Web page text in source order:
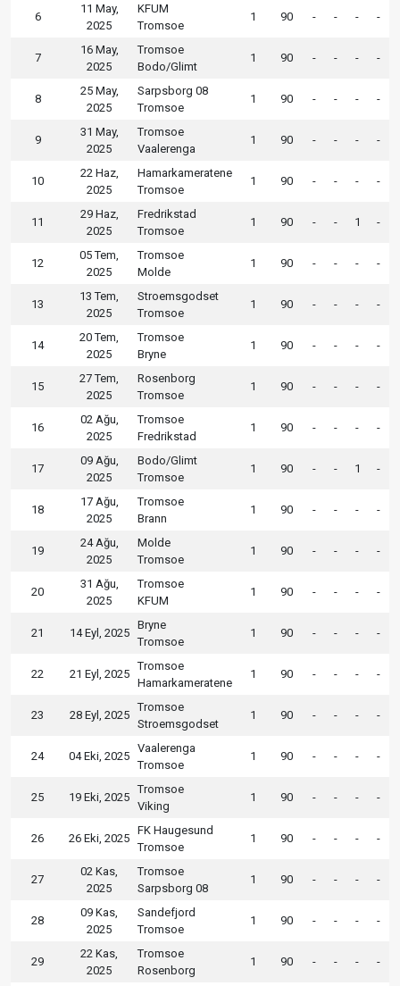
6
11 May,
2025
KFUM
Tromsoe
1 90 - - - -
7
16 May,
2025
Tromsoe
Bodo/Glimt
1 90 - - - -
8
25 May,
2025
Sarpsborg 08
Tromsoe
1 90 - - - -
9
31 May,
2025
Tromsoe
Vaalerenga
1 90 - - - -
10
22 Haz,
2025
Hamarkameratene
Tromsoe
1 90 - - - -
11
29 Haz,
2025
Fredrikstad
Tromsoe
1 90 - - 1 -
12
05 Tem,
2025
Tromsoe
Molde
1 90 - - - -
13
13 Tem,
2025
Stroemsgodset
Tromsoe
1 90 - - - -
14
20 Tem,
2025
Tromsoe
Bryne
1 90 - - - -
15
27 Tem,
2025
Rosenborg
Tromsoe
1 90 - - - -
16
02 Ağu,
2025
Tromsoe
Fredrikstad
1 90 - - - -
17
09 Ağu,
2025
Bodo/Glimt
Tromsoe
1 90 - - 1 -
18
17 Ağu,
2025
Tromsoe
Brann
1 90 - - - -
19
24 Ağu,
2025
Molde
Tromsoe
1 90 - - - -
20
31 Ağu,
2025
Tromsoe
KFUM
1 90 - - - -
21 14 Eyl, 2025
Bryne
Tromsoe
1 90 - - - -
22 21 Eyl, 2025
Tromsoe
Hamarkameratene
1 90 - - - -
23 28 Eyl, 2025
Tromsoe
Stroemsgodset
1 90 - - - -
24 04 Eki, 2025
Vaalerenga
Tromsoe
1 90 - - - -
25 19 Eki, 2025
Tromsoe
Viking
1 90 - - - -
26 26 Eki, 2025
FK Haugesund
Tromsoe
1 90 - - - -
27
02 Kas,
2025
Tromsoe
Sarpsborg 08
1 90 - - - -
28
09 Kas,
2025
Sandefjord
Tromsoe
1 90 - - - -
29
22 Kas,
2025
Tromsoe
Rosenborg
1 90 - - - -